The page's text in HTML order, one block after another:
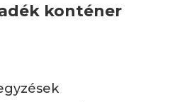
konténer